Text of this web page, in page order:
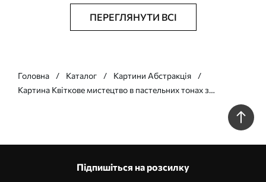
ПЕРЕГЛЯНУТИ ВСІ
Головна Каталог
Картини Абстракція
Картина Квіткове мистецтво в пастельних тонах з
Підпишіться на розсилку